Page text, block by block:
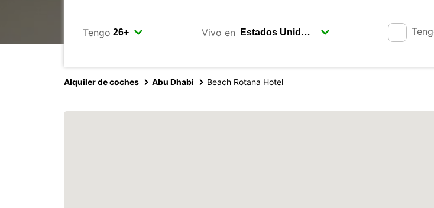
Tengo Vivo en
Alquiler de coches Abu Dhabi Beach Rotana Hotel